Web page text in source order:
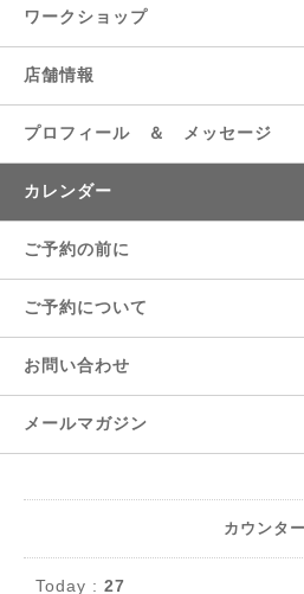
ワークショップ
店舗情報
プロフィール ＆ メッセージ
カレンダー
ご予約の前に
ご予約について
お問い合わせ
メールマガジン
カウンター
Today : 27